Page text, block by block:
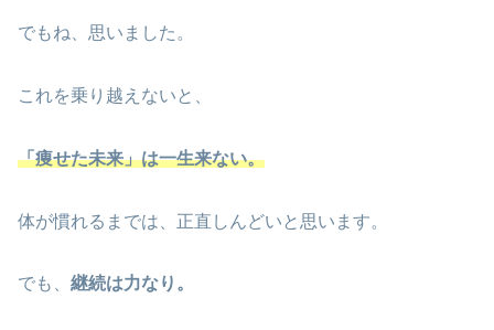
でもね、思いました。
これを乗り越えないと、
「痩せた未来」は一生来ない。
体が慣れるまでは、正直しんどいと思います。
でも、 継続は力なり。